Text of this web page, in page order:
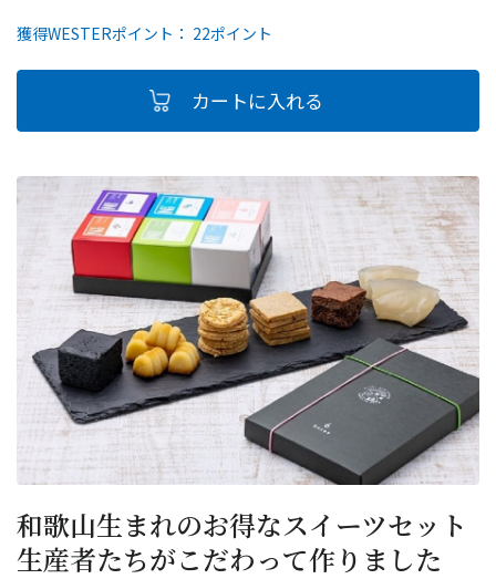
獲得WESTERポイント： 22ポイント
和歌山生まれのお得なスイーツセット
生産者たちがこだわって作りました